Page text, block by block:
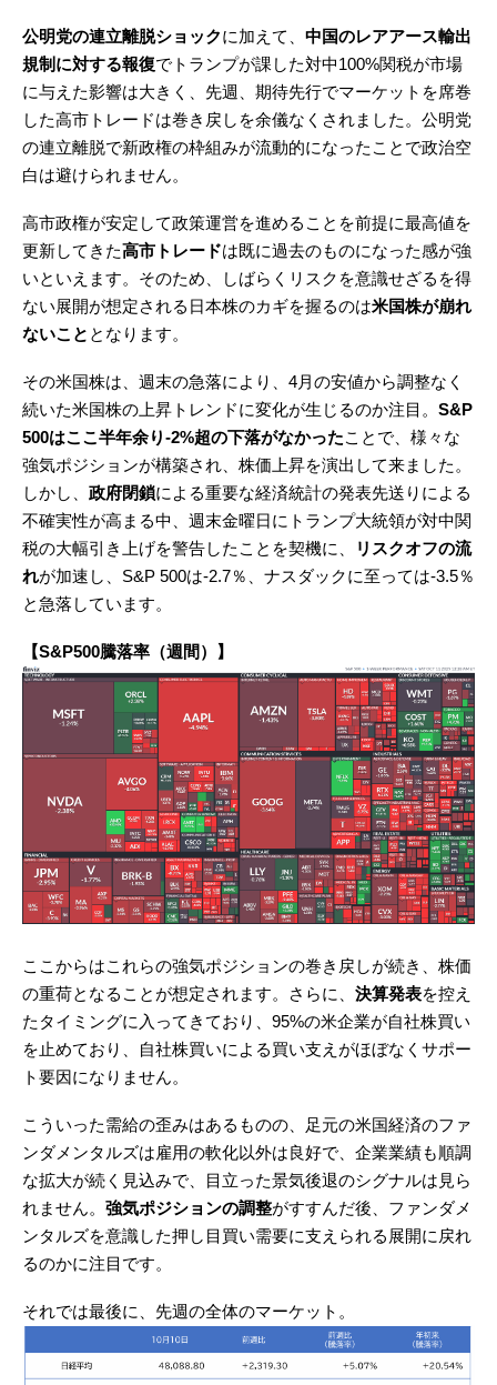
公明党の連立離脱ショックに加えて、 中国のレアアース輸出
規制に対する報復でトランプが課した対中100%関税が市場
に与えた影響は大きく、先週、期待先行でマーケットを席巻
した高市トレードは巻き戻しを余儀なくされました。公明党
の連立離脱で新政権の枠組みが流動的になったことで政治空
白は避けられません。
高市政権が安定して政策運営を進めることを前提に最高値を
更新してきた高市トレードは既に過去のものになった感が強
いといえます。そのため、しばらくリスクを意識せざるを得
ない展開が想定される日本株のカギを握るのは米国株が崩れ
ないこと となります。
その米国株は、週末の急落により、4月の安値から調整なく
続いた米国株の上昇トレンドに変化が生じるのか注目。 S&P
500はここ半年余り-2%超の下落がなかったことで、様々な
強気ポジションが構築され、株価上昇を演出して来ました。
しかし、 政府閉鎖による重要な経済統計の発表先送りによる
不確実性が高まる中、週末金曜日にトランプ大統領が対中関
税の大幅引き上げを警告したことを契機に、
リスクオフの流
れが加速し、S&P 500は-2.7％、ナスダックに至っては-3.5％
と急落しています。
【S&P500騰落率（週間）】
ここからはこれらの強気ポジションの巻き戻しが続き、株価
の重荷となることが想定されます。さらに、 決算発表を控え
たタイミングに入ってきており、95%の米企業が自社株買い
を止めており、自社株買いによる買い支えがほぼなくサポー
ト要因になりません。
こういった需給の歪みはあるものの、足元の米国経済のファ
ンダメンタルズは雇用の軟化以外は良好で、企業業績も順調
な拡大が続く見込みで、目立った景気後退のシグナルは見ら
れません。 強気ポジションの調整がすすんだ後、ファンダメ
ンタルズを意識した押し目買い需要に支えられる展開に戻れ
るのかに注目です。
それでは最後に、先週の全体のマーケット。